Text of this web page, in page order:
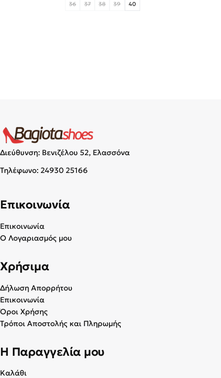
36 37 38 39 40
Διεύθυνση: Βενιζέλου 52, Ελασσόνα
Τηλέφωνο: 24930 25166
Επικοινωνία
Επικοινωνία
Ο Λογαριασμός μου
Χρήσιμα
Δήλωση Απορρήτου
Επικοινωνία
Όροι Χρήσης
Τρόποι Αποστολής και Πληρωμής
Η Παραγγελία μου
Καλάθι